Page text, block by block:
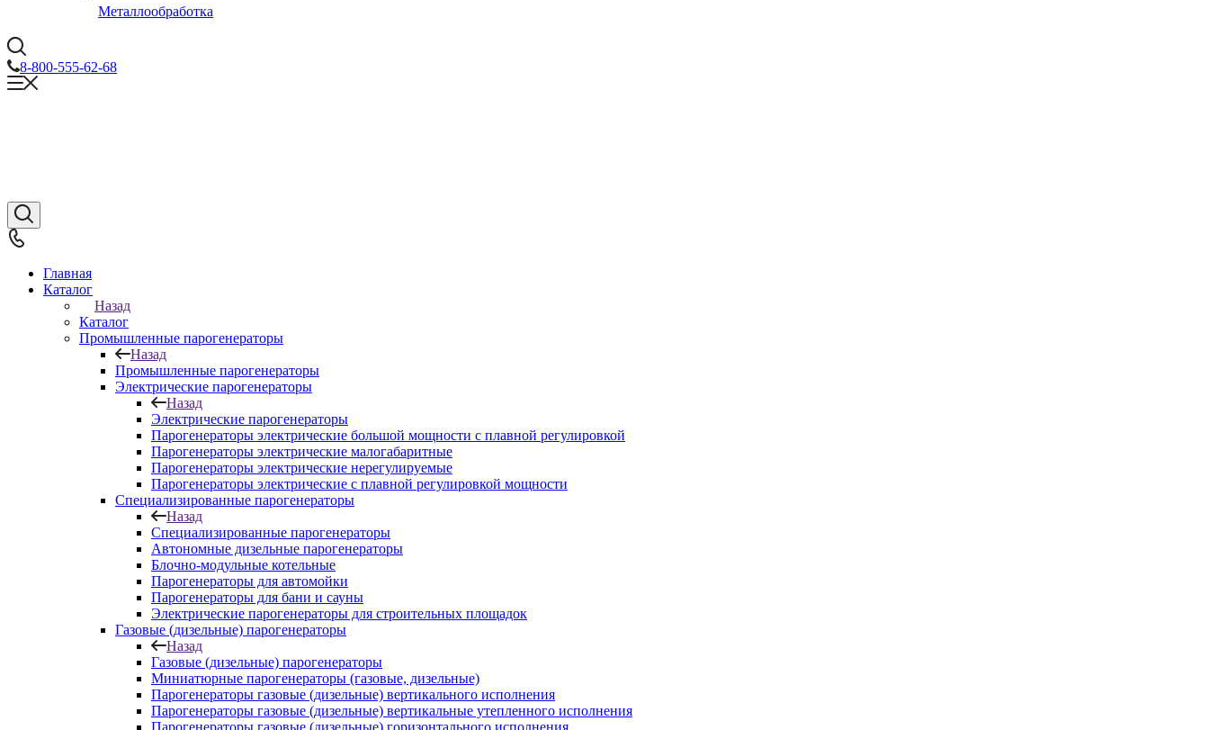
Металлообработка
8-800-555-62-68
Главная
Каталог
Назад
Каталог
Промышленные парогенераторы
Назад
Промышленные парогенераторы
Электрические парогенераторы
Назад
Электрические парогенераторы
Парогенераторы электрические большой мощности с плавной регулировкой
Парогенераторы электрические малогабаритные
Парогенераторы электрические нерегулируемые
Парогенераторы электрические с плавной регулировкой мощности
Специализированные парогенераторы
Назад
Специализированные парогенераторы
Автономные дизельные парогенераторы
Блочно-модульные котельные
Парогенераторы для автомойки
Парогенераторы для бани и сауны
Электрические парогенераторы для строительных площадок
Газовые (дизельные) парогенераторы
Назад
Газовые (дизельные) парогенераторы
Миниатюрные парогенераторы (газовые, дизельные)
Парогенераторы газовые (дизельные) вертикального исполнения
Парогенераторы газовые (дизельные) вертикальные утепленного исполнения
Парогенераторы газовые (дизельные) горизонтального исполнения